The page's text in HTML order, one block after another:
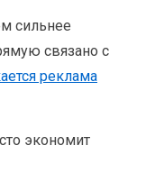
сильнее
связано с
реклама
экономит